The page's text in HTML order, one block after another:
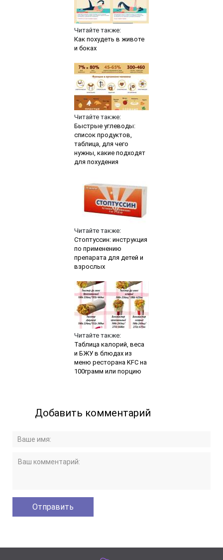
Читайте также:
Как похудеть в животе
и боках
Читайте также:
Быстрые углеводы:
список продуктов,
таблица, для чего
нужны, какие подходят
для похудения
Читайте также:
Стоптуссин: инструкция
по применению
препарата для детей и
взрослых
Читайте также:
Таблица калорий, веса
и БЖУ в блюдах из
меню ресторана KFC на
100грамм или порцию
Добавить комментарий